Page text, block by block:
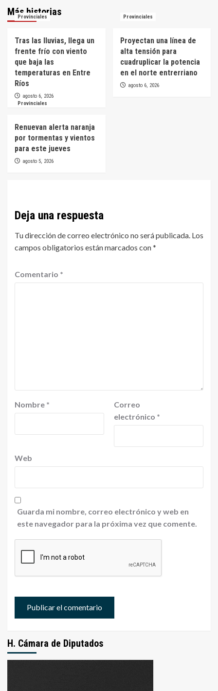
Más historias
Provinciales
Tras las lluvias, llega un
frente frío con viento
que baja las
temperaturas en Entre
Ríos
agosto 6, 2026
Provinciales
Proyectan una línea de
alta tensión para
cuadruplicar la potencia
en el norte entrerriano
agosto 6, 2026
Provinciales
Renuevan alerta naranja
por tormentas y vientos
para este jueves
agosto 5, 2026
Deja una respuesta
Tu dirección de correo electrónico no será publicada. Los
campos obligatorios están marcados con*
Comentario *
Nombre *
Correo
electrónico *
Web
Guarda mi nombre, correo electrónico y web en
este navegador para la próxima vez que comente.
H. Cámara de Diputados